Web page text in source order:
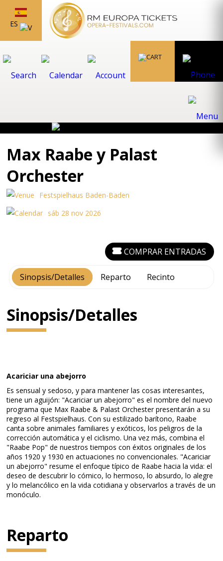
ES
Max Raabe y Palast
Orchester
Festspielhaus Baden-Baden
sáb 28 nov 2026
Sinopsis/Detalles Reparto Recinto
COMPRAR ENTRADAS
Sinopsis/Detalles
Acariciar una abejorro
Es sensual y sedoso, y para mantener las cosas interesantes,
tiene un aguijón: "Acariciar un abejorro" es el nombre del nuevo
programa que Max Raabe & Palast Orchester presentarán a su
regreso al Festspielhaus. Con su estilizado barítono, Raabe
canta sobre animales familiares y exóticos, los peligros de la
corrección automática y el ciclismo. Una vez más, combina el
"Raabe Pop" de nuestros tiempos con éxitos originales de los
años 1920 y 1930 en actuaciones no convencionales. "Acariciar
un abejorro" resume el enfoque típico de Raabe hacia la vida: el
deseo de descubrir lo cómico, lo hermoso, lo absurdo, lo alegre
y lo melancólico en la vida cotidiana y observarlos a través de un
monóculo.
Reparto